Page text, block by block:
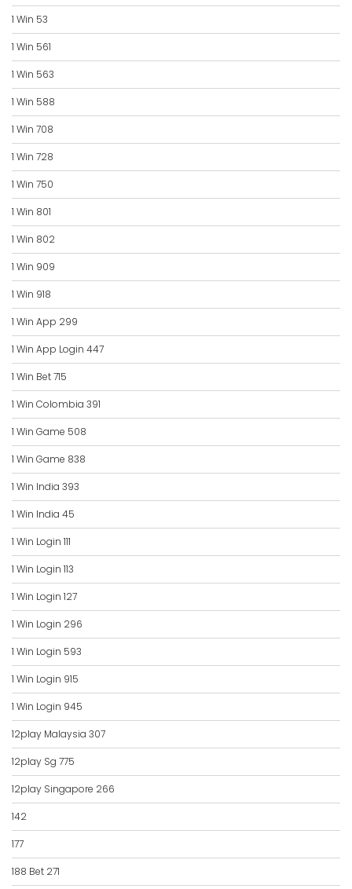
1 Win 53
1 Win 561
1 Win 563
1 Win 588
1 Win 708
1 Win 728
1 Win 750
1 Win 801
1 Win 802
1 Win 909
1 Win 918
1 Win App 299
1 Win App Login 447
1 Win Bet 715
1 Win Colombia 391
1 Win Game 508
1 Win Game 838
1 Win India 393
1 Win India 45
1 Win Login 111
1 Win Login 113
1 Win Login 127
1 Win Login 296
1 Win Login 593
1 Win Login 915
1 Win Login 945
12play Malaysia 307
12play Sg 775
12play Singapore 266
142
177
188 Bet 271